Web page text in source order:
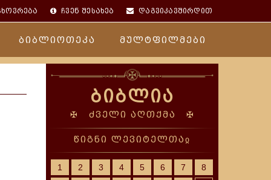
ჩვენ შესახებ დაგვიკავშირდით
ბიბლიოთეკა მულტფილმები
ბიბლია
✠ ძველი აღთქმა ✠
წიგნი ლევიტელთაჲ
1 2 3 4 5 6 7
8